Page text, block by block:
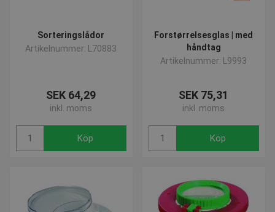
Sorteringslådor
Artikelnummer: L70883
SEK 64,29
inkl. moms
Köp
Forstørrelsesglas | med
håndtag
Artikelnummer: L9993
SEK 75,31
inkl. moms
Köp